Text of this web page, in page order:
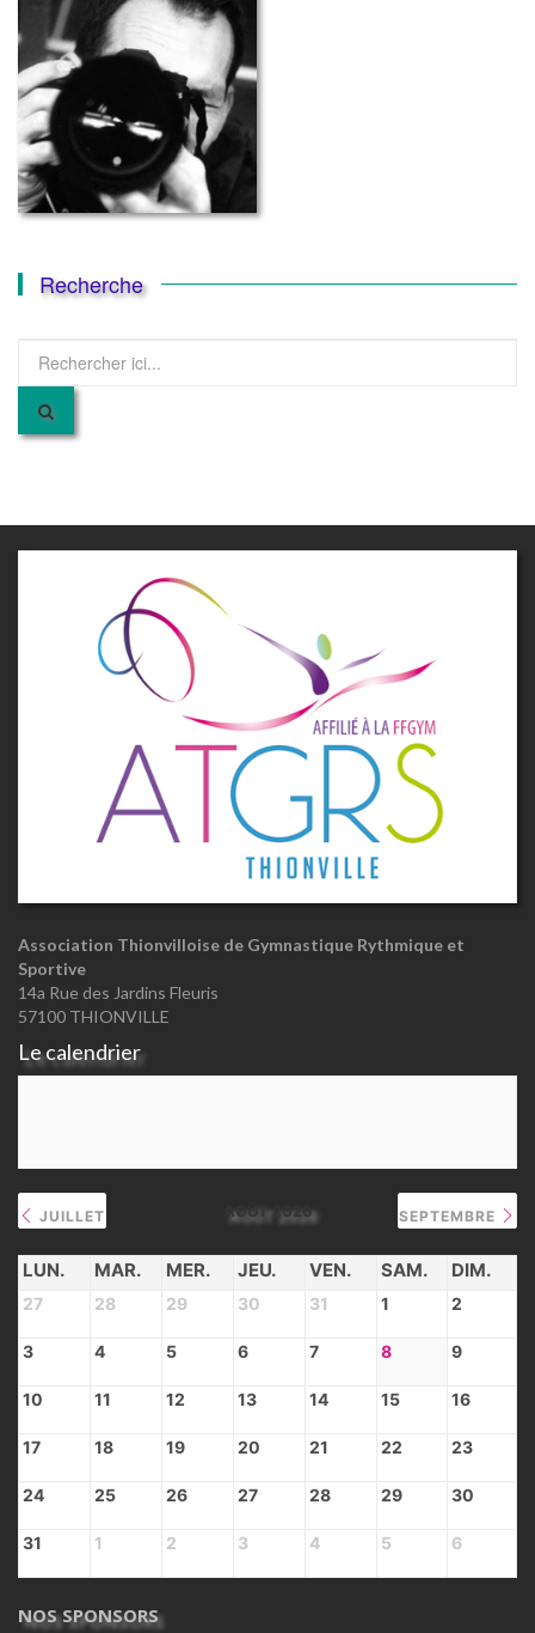
Recherche
pour
Association Thionvilloise de Gymnastique Rythmique et
Sportive
14a Rue des Jardins Fleuris
57100 THIONVILLE
Le calendrier
JUILLET AOÛT 2026 SEPTEMBRE
LUN. MAR. MER. JEU. VEN. SAM. DIM.
27 28 29 30 31 1 2
3 4 5 6 7 8 9
10 11 12 13 14 15 16
17 18 19 20 21 22 23
24 25 26 27 28 29 30
31 1 2 3 4 5 6
NOS SPONSORS